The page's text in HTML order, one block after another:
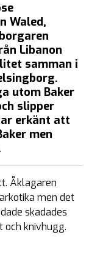
Waled,
Libanon
samman i
utom Baker
slipper
erkänt att
men
Åklagaren
men det
skadades
knivhugg.